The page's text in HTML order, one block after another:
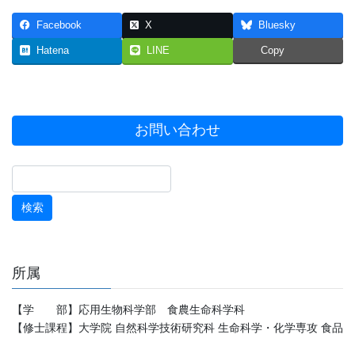
Facebook X Bluesky
Hatena LINE Copy
お問い合わせ
所属
【学 部】応用生物科学部 食農生命科学科
【修士課程】大学院 自然科学技術研究科 生命科学・化学専攻 食品